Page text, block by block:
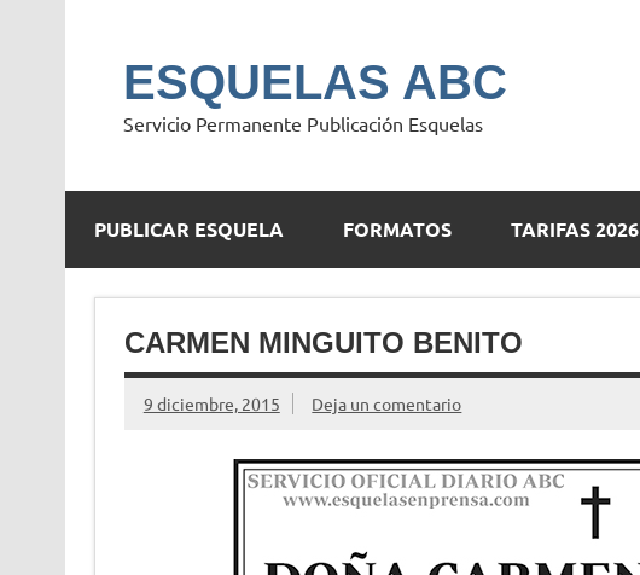
ESQUELAS ABC
Servicio Permanente Publicación Esquelas
PUBLICAR ESQUELA FORMATOS TARIFAS 2026
CARMEN MINGUITO BENITO
9 diciembre, 2015 Deja un comentario